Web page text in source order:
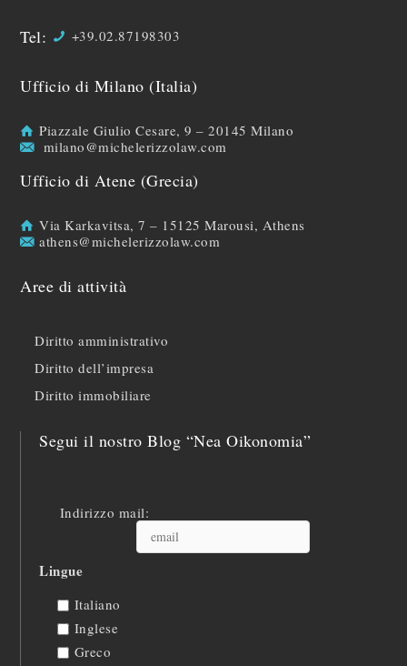
Tel: +39.02.87198303
Ufficio di Milano (Italia)
Piazzale Giulio Cesare, 9 – 20145 Milano
milano@michelerizzolaw.com
Ufficio di Atene (Grecia)
Via Karkavitsa, 7 – 15125 Marousi, Athens
athens@michelerizzolaw.com
Aree di attività
Diritto amministrativo
Diritto dell’impresa
Diritto immobiliare
Segui il nostro Blog “Nea Oikonomia”
Indirizzo mail:
Lingue
Italiano
Inglese
Greco